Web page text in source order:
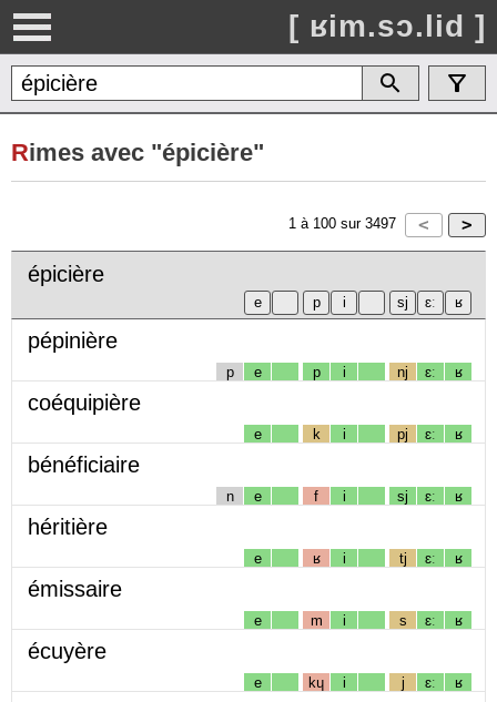
[ ʁim.sɔ.lid ]
Rimes avec "épicière"
1 à 100 sur 3497
épicière
pépinière
p e p i nj ɛː ʁ
coéquipière
e k i pj ɛː ʁ
bénéficiaire
n e f i sj ɛː ʁ
héritière
e ʁ i tj ɛː ʁ
émissaire
e m i s ɛː ʁ
écuyère
e kɥ i j ɛː ʁ